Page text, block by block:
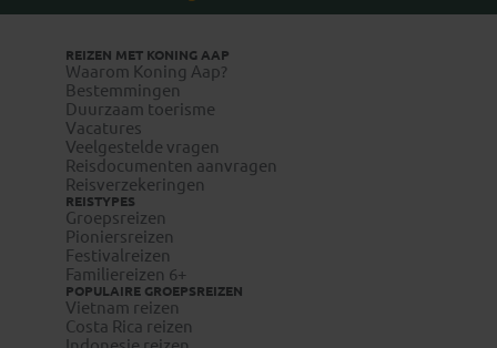
REIZEN MET KONING AAP
Waarom Koning Aap?
Bestemmingen
Duurzaam toerisme
Vacatures
Veelgestelde vragen
Reisdocumenten aanvragen
Reisverzekeringen
REISTYPES
Groepsreizen
Pioniersreizen
Festivalreizen
Familiereizen 6+
POPULAIRE GROEPSREIZEN
Vietnam reizen
Costa Rica reizen